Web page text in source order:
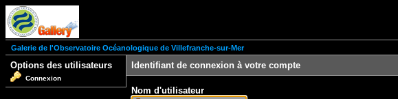
Galerie de l'Observatoire Océanologique de Villefranche-sur-Mer
Options des utilisateurs
Connexion
Identifiant de connexion à votre compte
Nom d'utilisateur